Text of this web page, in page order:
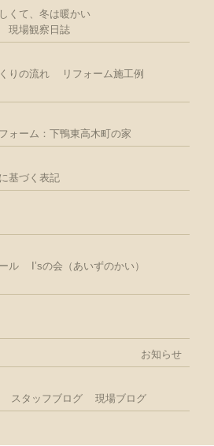
くて、冬は暖かい
現場観察日誌
りの流れ
リフォーム施工例
ォーム：下鴨東高木町の家
基づく表記
ル
I’sの会（あいずのかい）
お知らせ
スタッフブログ 現場ブログ